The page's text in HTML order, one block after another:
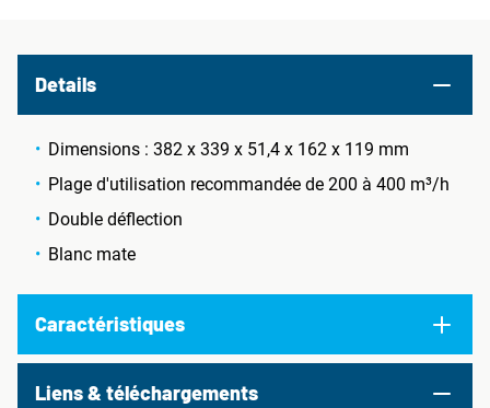
Details
Dimensions : 382 x 339 x 51,4 x 162 x 119 mm
Plage d'utilisation recommandée de 200 à 400 m³/h
Double déflection
Blanc mate
Caractéristiques
Liens & téléchargements